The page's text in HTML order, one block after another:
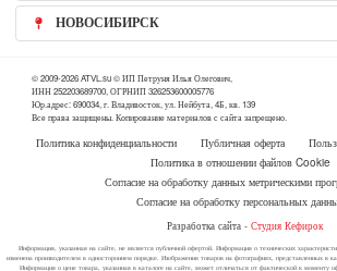
НОВОСИБИРСК
© 2009-2026 ATVL.su © ИП Петруня Илья Олегович,
ИНН 252203689700, ОГРНИП 326253600005776
Юр.адрес: 690034, г. Владивосток, ул. Нейбута, 4Б, кв. 139
Все права защищены. Копирование материалов с сайта запрещено.
Политика конфиденциальности Публичная оферта
Политика в отношении файлов Cookie
Согласие на обработку данных метрическими
Согласие на обработку персональных
Разработка сайта - Студия Кефирок
Информация, указанная на сайте, не является публичной офертой. Информация о технических
изменена производителем в одностороннем порядке. Изображения товаров на фотографиях, представленных в
Информация о цене товара, указанная в каталоге на сайте, может отличаться от фактической к моменту